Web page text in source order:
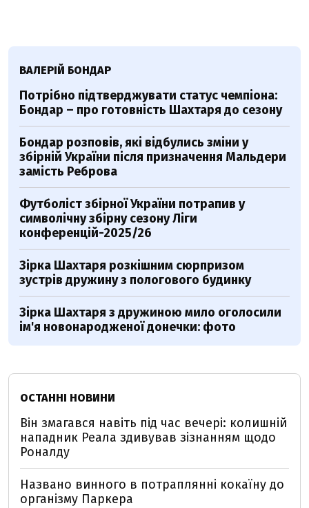
ВАЛЕРІЙ БОНДАР
Потрібно підтверджувати статус чемпіона:
Бондар – про готовність Шахтаря до сезону
Бондар розповів, які відбулись зміни у
збірній України після призначення Мальдери
замість Реброва
Футболіст збірної України потрапив у
символічну збірну сезону Ліги
конференцій-2025/26
Зірка Шахтаря розкішним сюрпризом
зустрів дружину з пологового будинку
Зірка Шахтаря з дружиною мило оголосили
ім'я новонародженої донечки: фото
ОСТАННІ НОВИНИ
Він змагався навіть під час вечері: колишній
нападник Реала здивував зізнанням щодо
Роналду
Названо винного в потраплянні кокаїну до
організму Паркера